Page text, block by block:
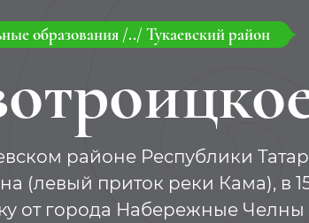
образования /../ Тукаевский район
районе Республики
(левый приток реки Кама), в
от города Набережные Челны